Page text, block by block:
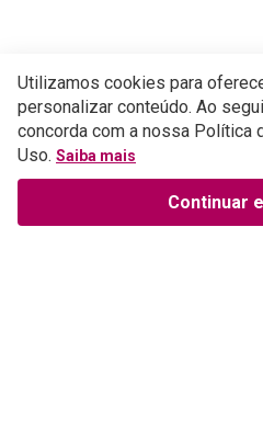
Utilizamos cookies para
personalizar conteúdo. Ao
concorda com a nossa Política
Uso. Saiba mais
Continuar